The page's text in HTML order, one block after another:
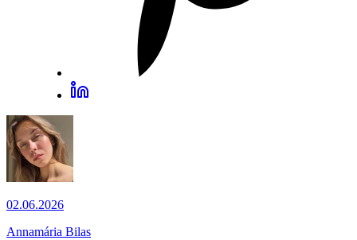
02.06.2026
Annamária Bilas